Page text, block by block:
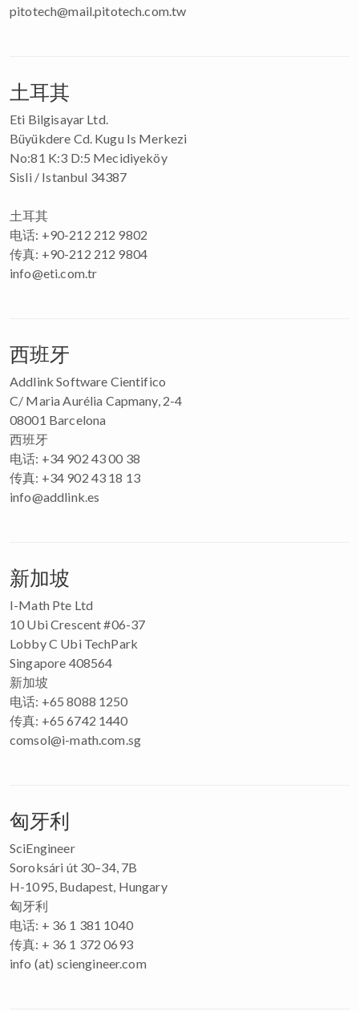
pitotech@mail.pitotech.com.tw
土耳其
Eti Bilgisayar Ltd.
Büyükdere Cd. Kugu Is Merkezi
No:81 K:3 D:5 Mecidiyeköy
Sisli / Istanbul 34387
土耳其
电话: +90-212 212 9802
传真: +90-212 212 9804
info@eti.com.tr
西班牙
Addlink Software Cientifico
C/ Maria Aurélia Capmany, 2-4
08001 Barcelona
西班牙
电话: +34 902 43 00 38
传真: +34 902 43 18 13
info@addlink.es
新加坡
I-Math Pte Ltd
10 Ubi Crescent #06-37
Lobby C Ubi TechPark
Singapore 408564
新加坡
电话: +65 8088 1250
传真: +65 6742 1440
comsol@i-math.com.sg
匈牙利
SciEngineer
Soroksári út 30–34, 7B
H-1095, Budapest, Hungary
匈牙利
电话: + 36 1 381 1040
传真: + 36 1 372 0693
info (at) sciengineer.com